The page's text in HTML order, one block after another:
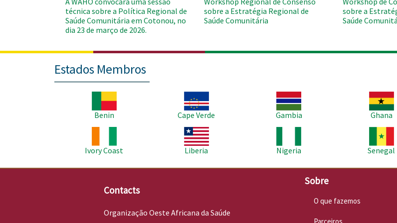
técnica sobre a Política Regional de
Saúde Comunitária em Cotonou, no
dia 23 de março de 2026.
sobre a Estratégia Regional de
Saúde Comunitária
sobre a
Saúde
Estados Membros
Benin
Cape Verde
Imagem
Gambia
Imagem
Ghana
Ivory Coast
Imagem
Liberia
Nigeria
Senegal
Contacts
Organização Oeste Africana da Saúde
Sobre
O que fazemos